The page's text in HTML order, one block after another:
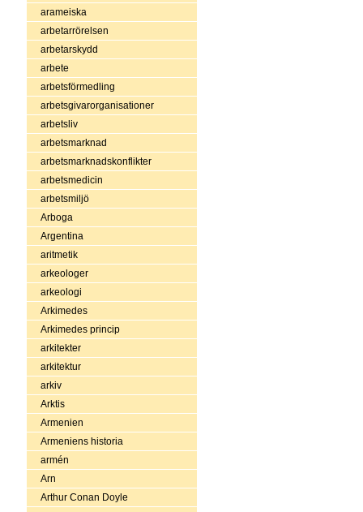
arameiska
arbetarrörelsen
arbetarskydd
arbete
arbetsförmedling
arbetsgivarorganisationer
arbetsliv
arbetsmarknad
arbetsmarknadskonflikter
arbetsmedicin
arbetsmiljö
Arboga
Argentina
aritmetik
arkeologer
arkeologi
Arkimedes
Arkimedes princip
arkitekter
arkitektur
arkiv
Arktis
Armenien
Armeniens historia
armén
Arn
Arthur Conan Doyle